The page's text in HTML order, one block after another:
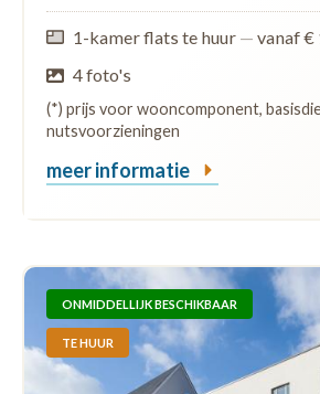
1-kamer flats te huur — vanaf €
4 foto's
(*) prijs voor wooncomponent,
nutsvoorzieningen
meer informatie
ONMIDDELLIJK BESCHIKBAAR
TE HUUR